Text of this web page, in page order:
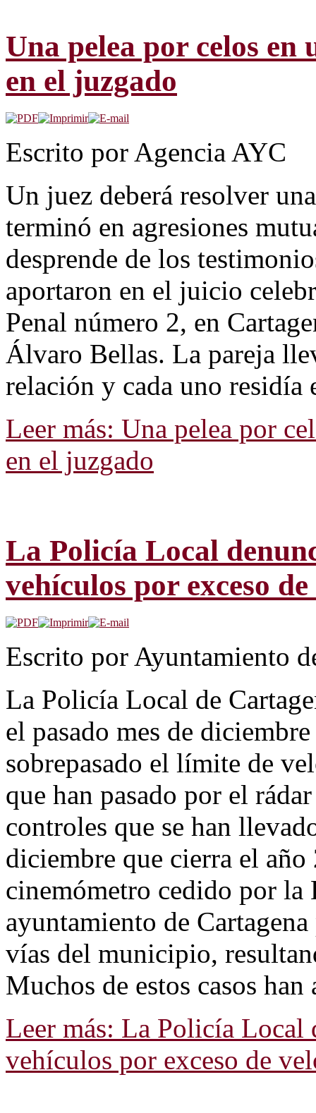
Una pelea por celos en
en el juzgado
Escrito por Agencia AYC
Un juez deberá resolver
terminó en agresiones
desprende de los
aportaron en el juicio
Penal número 2, en
Álvaro Bellas. La pareja
relación y cada uno residía
Leer más: Una pelea por
en el juzgado
La Policía Local
vehículos por exceso
Escrito por Ayuntamiento
La Policía Local de
el pasado mes de
sobrepasado el límite de
que han pasado por el
controles que se han
diciembre que cierra el
cinemómetro cedido por
ayuntamiento de
vías del municipio,
Muchos de estos casos
Leer más: La Policía Local
vehículos por exceso de